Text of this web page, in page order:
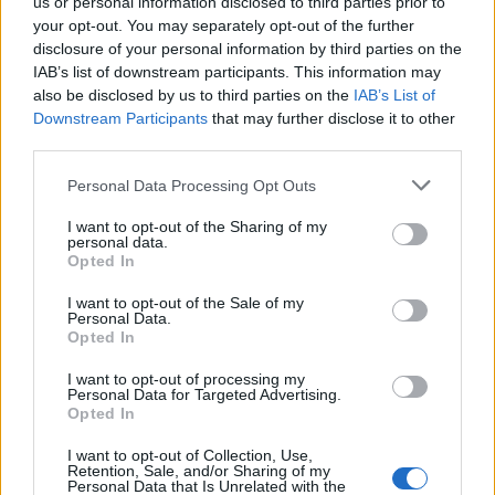
your opt-out. You may separately opt-out of the further
disclosure of your personal information by third parties on the
IAB’s list of downstream participants. This information may
also be disclosed by us to third parties on the IAB’s List of
Downstream Participants that may further disclose it to other
Personal Data Processing Opt Outs
I want to opt-out of the Sharing of my
personal data.
Opted In
I want to opt-out of the Sale of my
Personal Data.
Opted In
I want to opt-out of processing my
Personal Data for Targeted Advertising.
Opted In
I want to opt-out of Collection, Use,
Retention, Sale, and/or Sharing of my
Personal Data that Is Unrelated with the
Senaste inlägget avEv_volvo142 för 7 timmar sedani
Volkswagen split bus t1 1962 2559 svar
Senaste inlägget avDr_snuggels för 8 timmar sedani Projekt
Senaste inlägget av jarleb för 12 timmar sedan Projekt
Volkswagen Golf MK4 v6 4motion OEM++
med JDM inspiration.
Senaste inlägget av Stol3n_Identity för 15 timmar sedan
Projekt
Volvo 245 ?Turbo? 40 svar
Senaste inlägget av
Renovering av en Honda Civic Aerodeck
VTi